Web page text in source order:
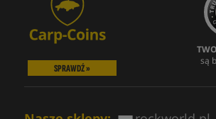
SPRAWDŹ »
są